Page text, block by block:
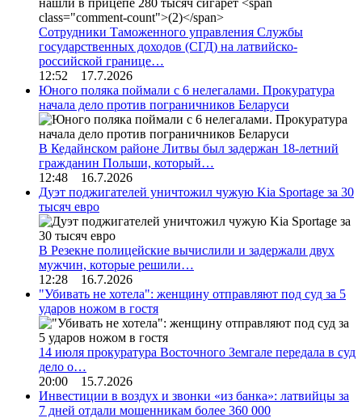
Сотрудники Таможенного управления Службы
государственных доходов (СГД) на латвийско-
российской границе…
12:52 17.7.2026
Юного поляка поймали с 6 нелегалами. Прокуратура
начала дело против пограничников Беларуси
В Кедайнском районе Литвы был задержан 18-летний
гражданин Польши, который…
12:48 16.7.2026
Дуэт поджигателей уничтожил чужую Kia Sportage за 30
тысяч евро
В Резекне полицейские вычислили и задержали двух
мужчин, которые решили…
12:28 16.7.2026
"Убивать не хотела": женщину отправляют под суд за 5
ударов ножом в гостя
14 июля прокуратура Восточного Земгале передала в суд
дело о…
20:00 15.7.2026
Инвестиции в воздух и звонки «из банка»: латвийцы за
7 дней отдали мошенникам более 360 000